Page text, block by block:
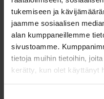
tukemiseen ja
jaamme sosiaalisen
alan kumppaneillemme
sivustoamme.
tietoja muihin tietoihin,
kerätty, kun olet käyttänyt
selleri. Käytä vettä vain
ja juuri palojen joukosta.
anna jäähtyä
perunat viipaleiksi. Kuori
Silppua ruohosipuli.
perunaviipaleet ja
kaikki ruohosipuli.